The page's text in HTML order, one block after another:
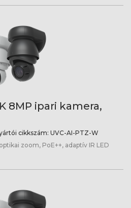
8MP ipari kamera,
cikkszám: UVC-AI-PTZ-W
zoom, PoE++, adaptív IR LED